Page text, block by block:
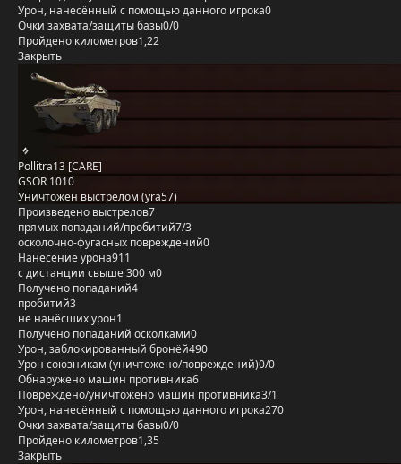
Урон, нанесённый с помощью данного игрока0
Очки захвата/защиты базы0/0
Пройдено километров1,22
Закрыть
Pollitra13 [CARE]
GSOR 1010
Уничтожен выстрелом (yra57)
Произведено выстрелов7
прямых попаданий/пробитий7/3
осколочно-фугасных повреждений0
Нанесение урона911
с дистанции свыше 300 м0
Получено попаданий4
пробитий3
не нанёсших урон1
Получено попаданий осколками0
Урон, заблокированный бронёй490
Урон союзникам (уничтожено/повреждений)0/0
Обнаружено машин противника6
Повреждено/уничтожено машин противника3/1
Урон, нанесённый с помощью данного игрока270
Очки захвата/защиты базы0/0
Пройдено километров1,35
Закрыть